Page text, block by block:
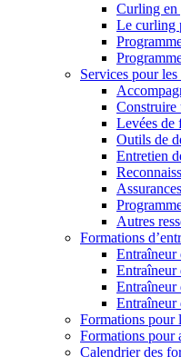
Curling en
Le curling
Services pour les
Construire
Levées de
Outils de
Entretien
Assurances
Autres
Formations
Entraîneur
Entraîneur
Entraîneur
Entraîneur
Formations pour
Formations pour
Calendrier des